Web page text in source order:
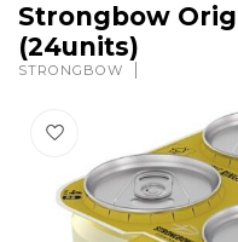
Strongbow
(24units)
STRONGBOW